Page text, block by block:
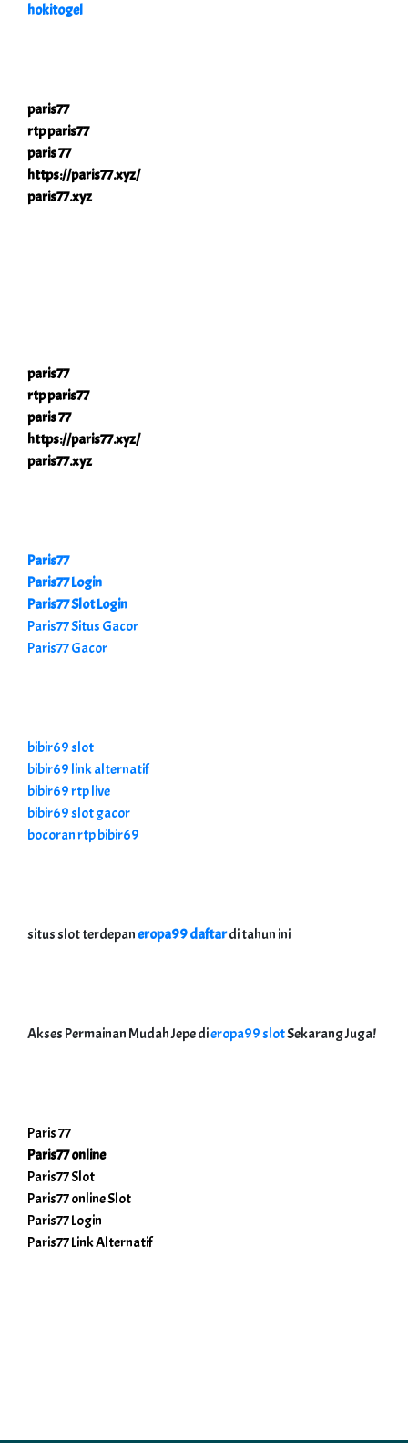
hokitogel
paris77
rtp paris77
paris 77
https://paris77.xyz/
paris77.xyz
paris77
rtp paris77
paris 77
https://paris77.xyz/
paris77.xyz
Paris77
Paris77 Login
Paris77 Slot Login
Paris77 Situs Gacor
Paris77 Gacor
bibir69 slot
bibir69 link alternatif
bibir69 rtp live
bibir69 slot gacor
bocoran rtp bibir69
situs slot terdepaneropa99 daftardi tahun ini
Akses Permainan Mudah Jepe dieropa99 slotSekarang Juga!
Paris 77
Paris77 online
Paris77 Slot
Paris77 online Slot
Paris77 Login
Paris77 Link Alternatif